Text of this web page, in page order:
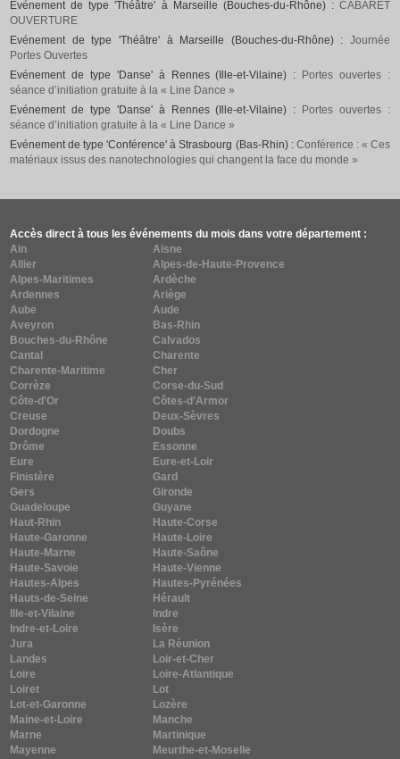
Evénement de type 'Théâtre' à Marseille (Bouches-du-Rhône) : CABARET
OUVERTURE
Evénement de type 'Théâtre' à Marseille (Bouches-du-Rhône) : Journée
Portes Ouvertes
Evénement de type 'Danse' à Rennes (Ille-et-Vilaine) :
Portes ouvertes :
séance d’initiation gratuite à la « Line Dance »
Evénement de type 'Danse' à Rennes (Ille-et-Vilaine) :
Portes ouvertes :
séance d’initiation gratuite à la « Line Dance »
Evénement de type 'Conférence' à Strasbourg (Bas-Rhin) : Conférence : « Ces
matériaux issus des nanotechnologies qui changent la face du monde »
Accès direct à tous les événements du mois dans votre département :
Ain
Aisne
Allier
Alpes-de-Haute-Provence
Alpes-Maritimes
Ardèche
Ardennes
Ariège
Aube
Aude
Aveyron
Bas-Rhin
Bouches-du-Rhône
Calvados
Cantal
Charente
Charente-Maritime
Cher
Corrèze
Corse-du-Sud
Côte-d'Or
Côtes-d'Armor
Creuse
Deux-Sèvres
Dordogne
Doubs
Drôme
Essonne
Eure
Eure-et-Loir
Finistère
Gard
Gers
Gironde
Guadeloupe
Guyane
Haut-Rhin
Haute-Corse
Haute-Garonne
Haute-Loire
Haute-Marne
Haute-Saône
Haute-Savoie
Haute-Vienne
Hautes-Alpes
Hautes-Pyrénées
Hauts-de-Seine
Hérault
Ille-et-Vilaine
Indre
Indre-et-Loire
Isère
Jura
La Réunion
Landes
Loir-et-Cher
Loire
Loire-Atlantique
Loiret
Lot
Lot-et-Garonne
Lozère
Maine-et-Loire
Manche
Marne
Martinique
Mayenne
Meurthe-et-Moselle